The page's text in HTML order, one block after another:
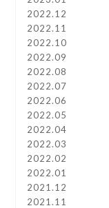
2022.12
2022.11
2022.10
2022.09
2022.08
2022.07
2022.06
2022.05
2022.04
2022.03
2022.02
2022.01
2021.12
2021.11